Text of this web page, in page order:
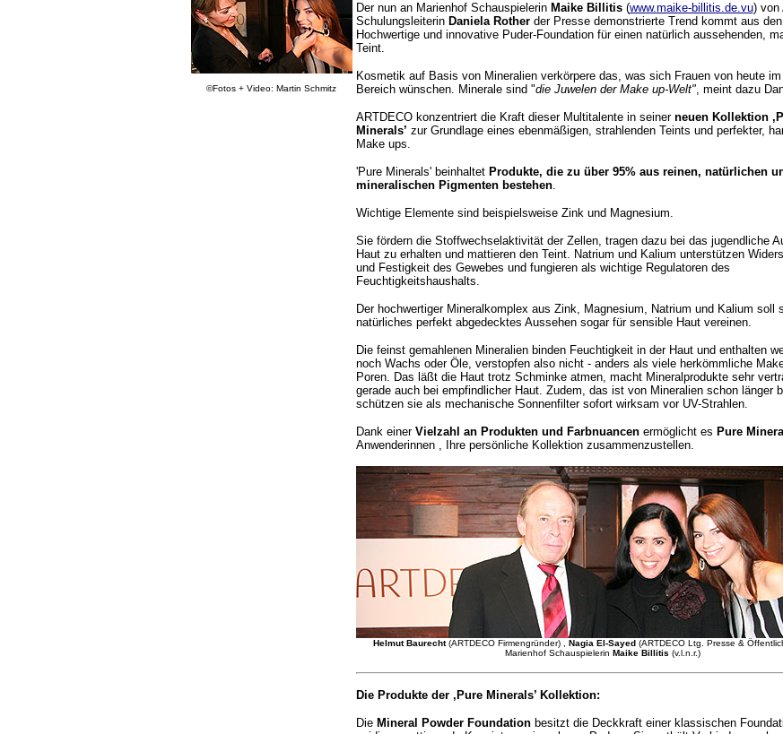
©Fotos + Video: Martin Schmitz
Der nun an Marienhof Schauspielerin Maike Billitis(www.maike-billitis.de.vu) von
Schulungsleiterin Daniela Rotherder Presse demonstrierte Trend kommt aus
Hochwertige und innovative Puder-Foundation für einen natürlich aussehenden,
Teint.
Kosmetik auf Basis von Mineralien verkörpere das, was sich Frauen von heute
Bereich wünschen. Minerale sind "die Juwelen der Make up-Welt", meint dazu
ARTDECO konzentriert die Kraft dieser Multitalente in seiner neuen Kollektion
Minerals’ zur Grundlage eines ebenmäßigen, strahlenden Teints und perfekter,
Make ups.
'Pure Minerals' beinhaltet Produkte, die zu über 95% aus reinen, natürlichen
mineralischen Pigmenten bestehen.
Wichtige Elemente sind beispielsweise Zink und Magnesium.
Sie fördern die Stoffwechselaktivität der Zellen, tragen dazu bei das jugendliche
Haut zu erhalten und mattieren den Teint. Natrium und Kalium unterstützen
und Festigkeit des Gewebes und fungieren als wichtige Regulatoren des
Feuchtigkeitshaushalts.
Der hochwertiger Mineralkomplex aus Zink, Magnesium, Natrium und Kalium soll
natürliches perfekt abgedecktes Aussehen sogar für sensible Haut vereinen.
Die feinst gemahlenen Mineralien binden Feuchtigkeit in der Haut und enthalten
noch Wachs oder Öle, verstopfen also nicht - anders als viele herkömmliche
Poren. Das läßt die Haut trotz Schminke atmen, macht Mineralprodukte sehr
gerade auch bei empfindlicher Haut. Zudem, das ist von Mineralien schon länger
schützen sie als mechanische Sonnenfilter sofort wirksam vor UV-Strahlen.
Dank einer Vielzahl an Produkten und Farbnuancenermöglicht es Pure
Anwenderinnen , Ihre persönliche Kollektion zusammenzustellen.
Helmut Baurecht(ARTDECO Firmengründer) , Nagia El-Sayed (ARTDECO Ltg. Presse &
Marienhof Schauspielerin Maike Billitis (v.l.n.r.)
Die Produkte der ‚Pure Minerals’ Kollektion:
Die Mineral Powder Foundationbesitzt die Deckkraft einer klassischen